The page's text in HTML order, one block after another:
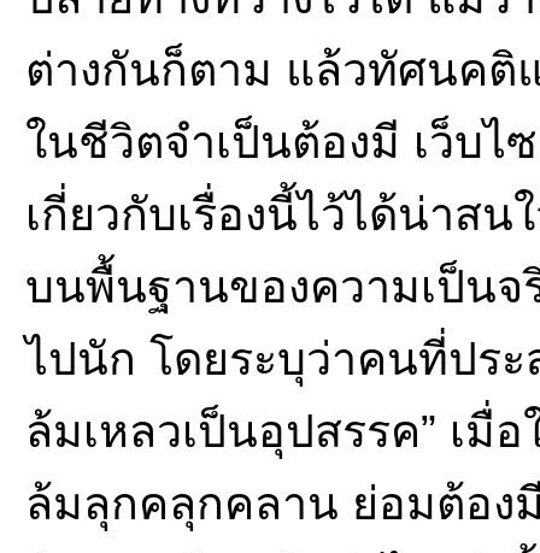
ต่างกันก็ตาม แล้วทัศนคติ
ในชีวิตจำเป็นต้องมี เว็บไ
เกี่ยวกับเรื่องนี้ไว้ได้น่าส
บนพื้นฐานของความเป็นจ
ไปนัก โดยระบุว่าคนที่ประ
ล้มเหลวเป็นอุปสรรค” เมื่
ล้มลุกคลุกคลาน ย่อมต้อง